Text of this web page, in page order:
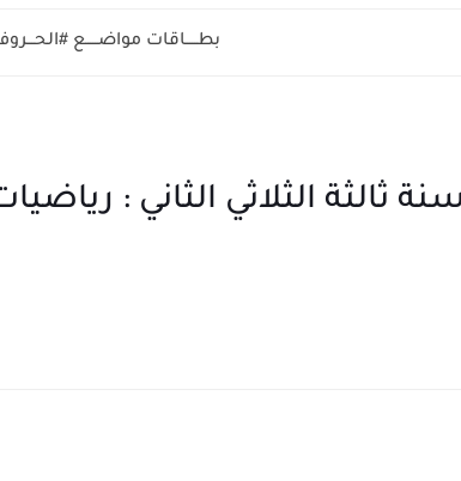
بطـــــاقات مواضـــــع
ثالثة الثلاثي الثاني :